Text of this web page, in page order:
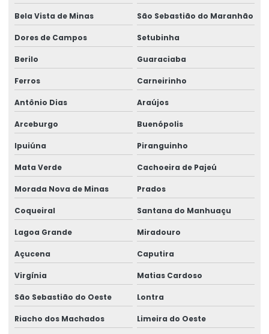
Bela Vista de Minas São Sebastião do Maranhão
Dores de Campos Setubinha
Berilo Guaraciaba
Ferros Carneirinho
Antônio Dias Araújos
Arceburgo Buenópolis
Ipuiúna Piranguinho
Mata Verde Cachoeira de Pajeú
Morada Nova de Minas Prados
Coqueiral Santana do Manhuaçu
Lagoa Grande Miradouro
Açucena Caputira
Virgínia Matias Cardoso
São Sebastião do Oeste Lontra
Riacho dos Machados Limeira do Oeste